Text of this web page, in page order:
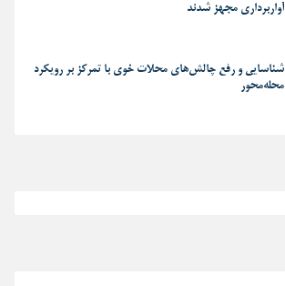
آواربرداری مجهز شدند
شناسایی و رفع چالش‌های محلات خوی با تمرکز بر رویکرد
محله‌محور